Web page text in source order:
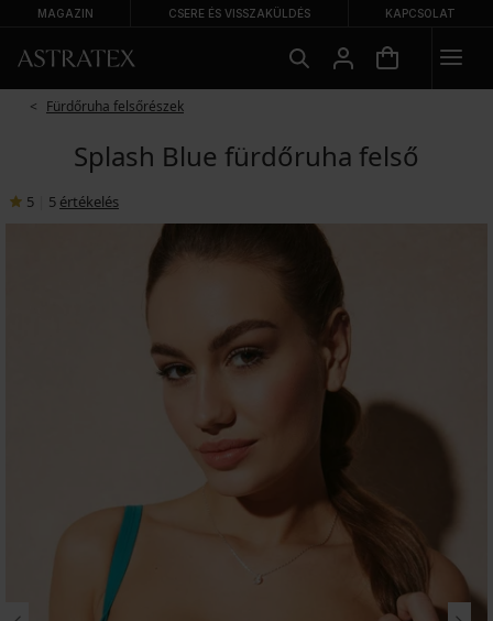
MAGAZIN CSERE ÉS VISSZAKÜLDÉS KAPCSOLAT
Fürdőruha felsőrészek
Splash Blue fürdőruha felső
5 5 értékelés